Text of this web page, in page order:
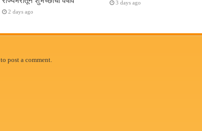
2 days ago
3 days ago
to post a comment.